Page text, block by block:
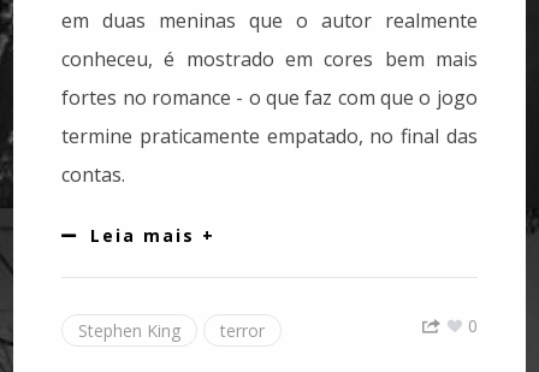
em duas meninas que o autor realmente
conheceu, é mostrado em cores bem mais
fortes no romance - o que faz com que o jogo
termine praticamente empatado, no final das
contas.
Leia mais +
Stephen King terror 0